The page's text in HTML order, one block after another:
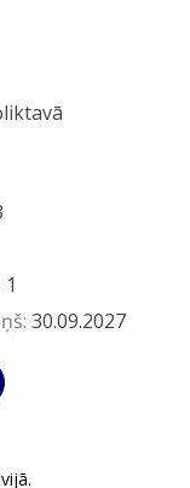
1
30.09.2027